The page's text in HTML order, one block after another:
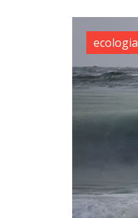
ecologia